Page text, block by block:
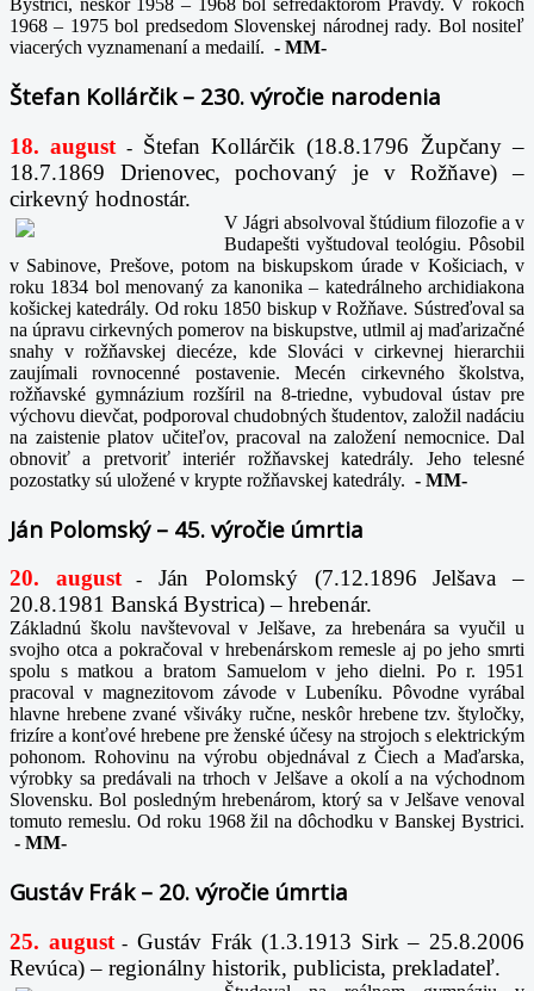
Bystrici, neskôr 1958 – 1968 bol šéfredaktorom Pravdy. V rokoch
1968 – 1975 bol predsedom Slovenskej národnej rady. Bol nositeľ
viacerých vyznamenaní a medailí. - MM-
Štefan Kollárčik – 230. výročie narodenia
18. august -
Štefan Kollárčik (18.8.1796 Župčany –
18.7.1869 Drienovec, pochovaný je v Rožňave) –
cirkevný hodnostár.
V Jágri absolvoval štúdium filozofie a v
Budapešti vyštudoval teológiu. Pôsobil
v Sabinove, Prešove, potom na biskupskom úrade v Košiciach, v
roku 1834 bol menovaný za kanonika – katedrálneho archidiakona
košickej katedrály. Od roku 1850 biskup v Rožňave. Sústreďoval sa
na úpravu cirkevných pomerov na biskupstve, utlmil aj maďarizačné
snahy v rožňavskej diecéze, kde Slováci v cirkevnej hierarchii
zaujímali rovnocenné postavenie. Mecén cirkevného školstva,
rožňavské gymnázium rozšíril na 8-triedne, vybudoval ústav pre
výchovu dievčat, podporoval chudobných študentov, založil nadáciu
na zaistenie platov učiteľov, pracoval na založení nemocnice. Dal
obnoviť a pretvoriť interiér rožňavskej katedrály. Jeho telesné
pozostatky sú uložené v krypte rožňavskej katedrály. - MM-
Ján Polomský – 45. výročie úmrtia
20. august-
Ján Polomský (7.12.1896 Jelšava –
20.8.1981 Banská Bystrica) – hrebenár.
Základnú školu navštevoval v Jelšave, za hrebenára sa vyučil u
svojho otca a pokračoval v hrebenárskom remesle aj po jeho smrti
spolu s matkou a bratom Samuelom v jeho dielni. Po r. 1951
pracoval v magnezitovom závode v Lubeníku. Pôvodne vyrábal
hlavne hrebene zvané všiváky ručne, neskôr hrebene tzv. štyločky,
frizíre a konťové hrebene pre ženské účesy na strojoch s elektrickým
pohonom. Rohovinu na výrobu objednával z Čiech a Maďarska,
výrobky sa predávali na trhoch v Jelšave a okolí a na východnom
Slovensku. Bol posledným hrebenárom, ktorý sa v Jelšave venoval
tomuto remeslu. Od roku 1968 žil na dôchodku v Banskej Bystrici.
- MM-
Gustáv Frák – 20. výročie úmrtia
25. august- Gustáv Frák (1.3.1913 Sirk – 25.8.2006
Revúca) – regionálny historik, publicista, prekladateľ.